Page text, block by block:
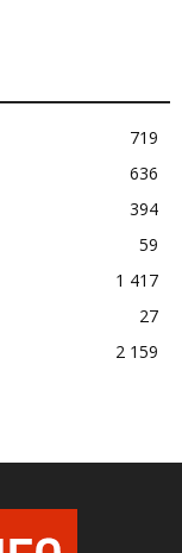
719
636
394
59
1 417
27
2 159